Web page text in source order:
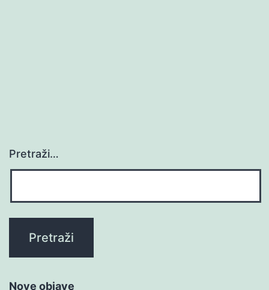
Pretraži…
Nove objave